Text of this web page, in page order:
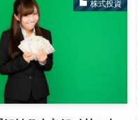
株式投資